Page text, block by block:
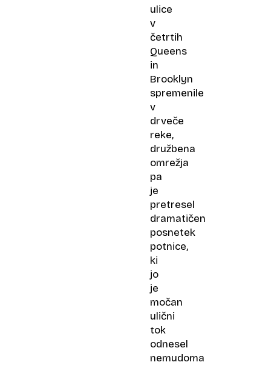
ulice
v
četrtih
Queens
in
Brooklyn
spremenile
v
drveče
reke,
družbena
omrežja
pa
je
pretresel
dramatičen
posnetek
potnice,
ki
jo
je
močan
ulični
tok
odnesel
nemudoma